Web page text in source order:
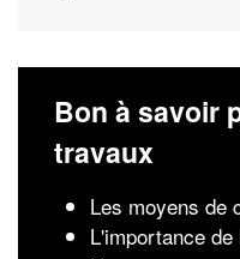
Bon à savoir
travaux
Les moyens de
L'importance